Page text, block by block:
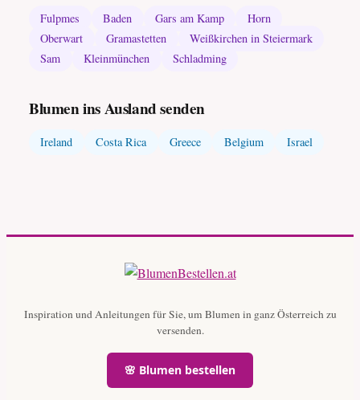
Fulpmes Baden Gars am Kamp
Horn
Oberwart
Gramastetten
Weißkirchen in Steiermark
Sam
Kleinmünchen Schladming
Blumen ins Ausland senden
Ireland Costa Rica Greece Belgium Israel
Inspiration und Anleitungen für Sie, um Blumen in ganz Österreich zu
versenden.
🌸 Blumen bestellen